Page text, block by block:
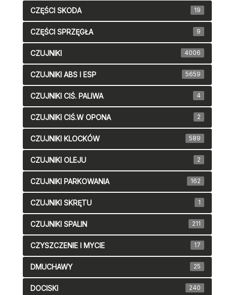
CZĘŚCI SKODA 19
CZĘŚCI SPRZĘGŁA 9
CZUJNIKI 4006
CZUJNIKI ABS I ESP 5659
CZUJNIKI CIŚ. PALIWA 4
CZUJNIKI CIŚ.W OPONA 2
CZUJNIKI KLOCKÓW 589
CZUJNIKI OLEJU 2
CZUJNIKI PARKOWANIA 162
CZUJNIKI SKRĘTU 1
CZUJNIKI SPALIN 211
CZYSZCZENIE I MYCIE 17
DMUCHAWY 25
DOCISKI 240